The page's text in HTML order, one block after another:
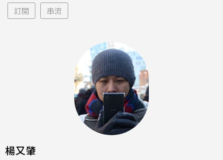
訂閱 串流
楊又肇